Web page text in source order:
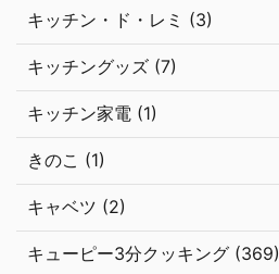
キッチン・ド・レミ (3)
キッチングッズ (7)
キッチン家電 (1)
きのこ (1)
キャベツ (2)
キューピー3分クッキング (369)